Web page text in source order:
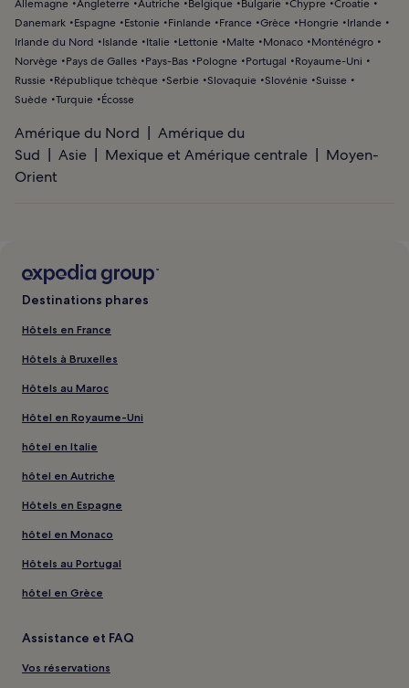
Allemagne Angleterre Autriche Belgique Bulgarie Chypre Croatie
Danemark
Espagne Estonie Finlande France Grèce Hongrie
Irlande
Irlande du Nord
Islande Italie Lettonie Malte Monaco
Monténégro
Norvège
Pays de Galles Pays-Bas Pologne Portugal
Royaume-Uni
Russie
République tchèque Serbie Slovaquie Slovénie Suisse
Suède Turquie Écosse
Amérique du Nord
Amérique du
Sud
Asie Mexique et Amérique centrale
Moyen-
Orient
Destinations phares
Hôtels en France
Hôtels à Bruxelles
Hôtels au Maroc
Hôtel en Royaume-Uni
hôtel en Italie
hôtel en Autriche
Hôtels en Espagne
hôtel en Monaco
Hôtels au Portugal
hôtel en Grèce
Assistance et FAQ
Vos réservations